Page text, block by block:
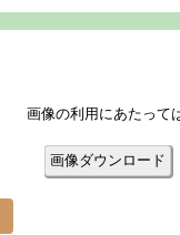
画像の利用にあたって
画像ダウンロード